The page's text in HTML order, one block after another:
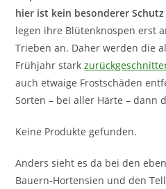
hier ist kein besonderer
legen ihre Blütenknospen erst
Trieben an. Daher werden die
Frühjahr stark
auch etwaige Frostschäden
Sorten – bei aller Härte – dann
Keine Produkte gefunden.
Anders sieht es da bei den
Bauern-Hortensien und den